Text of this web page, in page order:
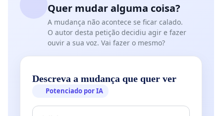
Quer mudar alguma coisa?
A mudança não acontece se ficar calado.
O autor desta petição decidiu agir e fazer
ouvir a sua voz. Vai fazer o mesmo?
Descreva a mudança que quer ver
Potenciado por IA